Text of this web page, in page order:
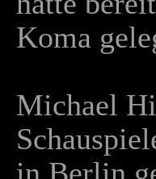
Koma
Michael